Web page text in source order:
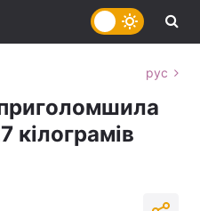
рус
кілограмів